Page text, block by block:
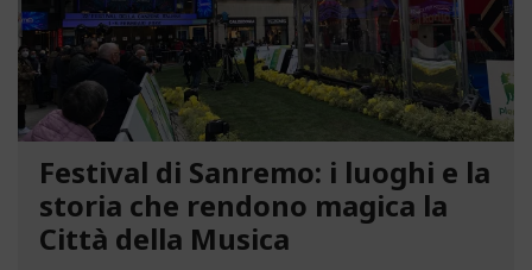
Festival di Sanremo: i luoghi e la
storia che rendono magica la
Città della Musica